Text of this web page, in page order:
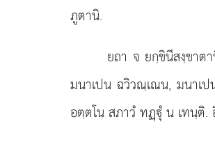
ภูตานิ.
ยถา จ ยกฺขินีสงฺขา
มนาเปน ฉวิวณฺเณน, มนาเ
อตฺตโน สภาวํ ทฏฺุํ น เทนฺติ